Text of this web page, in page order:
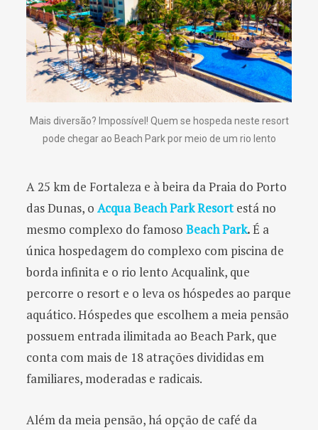
Mais diversão? Impossível! Quem se hospeda neste resort
pode chegar ao Beach Park por meio de um rio lento
A 25 km de Fortaleza e à beira da Praia do Porto
das Dunas, o Acqua Beach Park Resortestá no
mesmo complexo do famoso Beach Park.É a
única hospedagem do complexo com piscina de
borda infinita e o rio lento Acqualink, que
percorre o resort e o leva os hóspedes ao parque
aquático. Hóspedes que escolhem a meia pensão
possuem entrada ilimitada ao Beach Park, que
conta com mais de 18 atrações divididas em
familiares, moderadas e radicais.
Além da meia pensão, há opção de café da